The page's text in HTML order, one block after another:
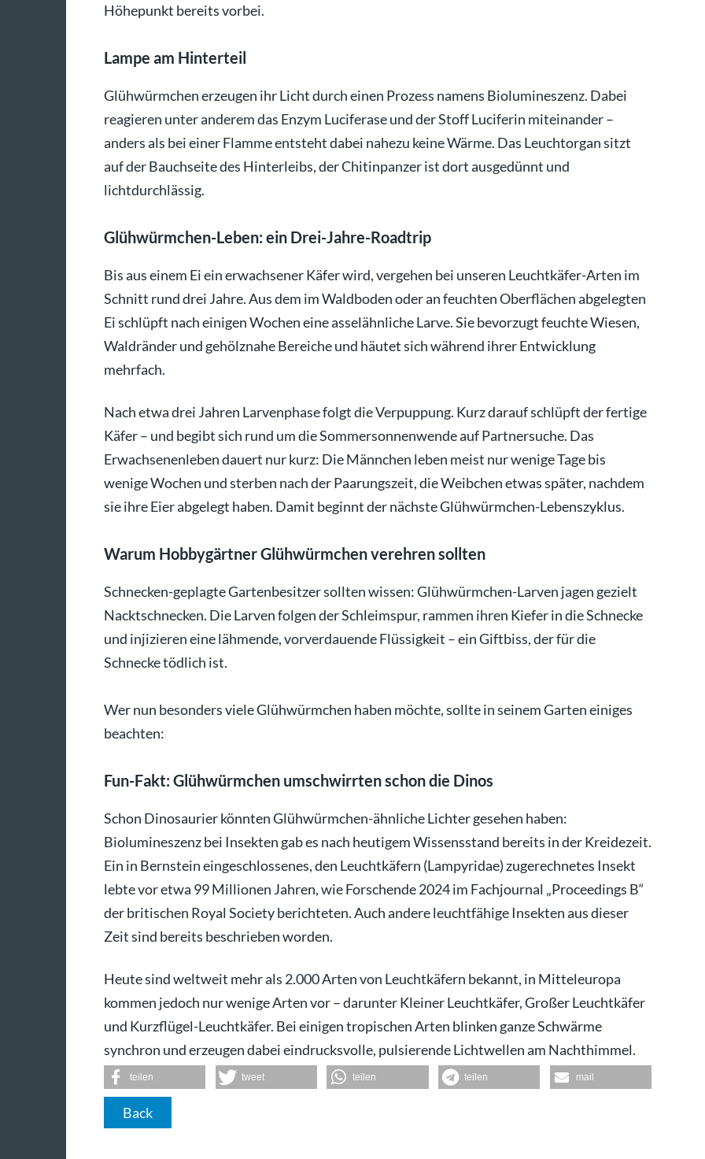
Höhepunkt bereits vorbei.
Lampe am Hinterteil
Glühwürmchen erzeugen ihr Licht durch einen Prozess namens Biolumineszenz. Dabei
reagieren unter anderem das Enzym Luciferase und der Stoff Luciferin miteinander –
anders als bei einer Flamme entsteht dabei nahezu keine Wärme. Das Leuchtorgan sitzt
auf der Bauchseite des Hinterleibs, der Chitinpanzer ist dort ausgedünnt und
lichtdurchlässig.
Glühwürmchen-Leben: ein Drei-Jahre-Roadtrip
Bis aus einem Ei ein erwachsener Käfer wird, vergehen bei unseren Leuchtkäfer-Arten im
Schnitt rund drei Jahre. Aus dem im Waldboden oder an feuchten Oberflächen abgelegten
Ei schlüpft nach einigen Wochen eine asselähnliche Larve. Sie bevorzugt feuchte Wiesen,
Waldränder und gehölznahe Bereiche und häutet sich während ihrer Entwicklung
mehrfach.
Nach etwa drei Jahren Larvenphase folgt die Verpuppung. Kurz darauf schlüpft der fertige
Käfer – und begibt sich rund um die Sommersonnenwende auf Partnersuche. Das
Erwachsenenleben dauert nur kurz: Die Männchen leben meist nur wenige Tage bis
wenige Wochen und sterben nach der Paarungszeit, die Weibchen etwas später, nachdem
sie ihre Eier abgelegt haben. Damit beginnt der nächste Glühwürmchen-Lebenszyklus.
Warum Hobbygärtner Glühwürmchen verehren sollten
Schnecken-geplagte Gartenbesitzer sollten wissen: Glühwürmchen-Larven jagen gezielt
Nacktschnecken. Die Larven folgen der Schleimspur, rammen ihren Kiefer in die Schnecke
und injizieren eine lähmende, vorverdauende Flüssigkeit – ein Giftbiss, der für die
Schnecke tödlich ist.
Wer nun besonders viele Glühwürmchen haben möchte, sollte in seinem Garten einiges
beachten:
Fun-Fakt: Glühwürmchen umschwirrten schon die Dinos
Schon Dinosaurier könnten Glühwürmchen-ähnliche Lichter gesehen haben:
Biolumineszenz bei Insekten gab es nach heutigem Wissensstand bereits in der Kreidezeit.
Ein in Bernstein eingeschlossenes, den Leuchtkäfern (Lampyridae) zugerechnetes Insekt
lebte vor etwa 99 Millionen Jahren, wie Forschende 2024 im Fachjournal „Proceedings B“
der britischen Royal Society berichteten. Auch andere leuchtfähige Insekten aus dieser
Zeit sind bereits beschrieben worden.
Heute sind weltweit mehr als 2.000 Arten von Leuchtkäfern bekannt, in Mitteleuropa
kommen jedoch nur wenige Arten vor – darunter Kleiner Leuchtkäfer, Großer Leuchtkäfer
und Kurzflügel-Leuchtkäfer. Bei einigen tropischen Arten blinken ganze Schwärme
synchron und erzeugen dabei eindrucksvolle, pulsierende Lichtwellen am Nachthimmel.
teilen tweet teilen teilen mail
Back